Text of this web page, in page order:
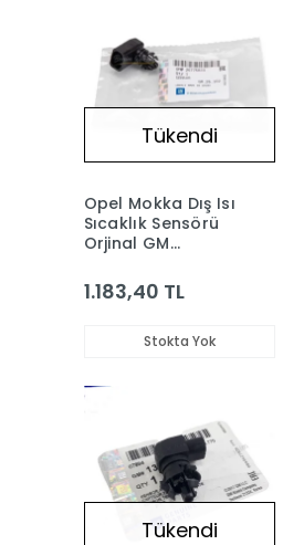
Tükendi
Opel Mokka Dış Isı
Sıcaklık Sensörü
Orjinal GM
1.183,40 TL
Stokta Yok
Tükendi